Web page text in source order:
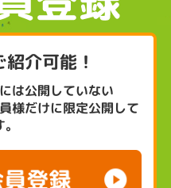
紹介可能！
は公開していない
様だけに限定公開して